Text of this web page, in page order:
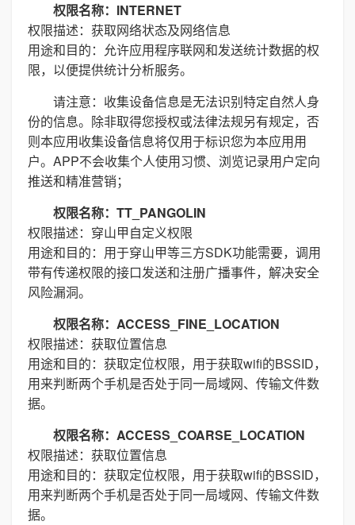
权限名称：INTERNET
权限描述：获取网络状态及网络信息
用途和目的：允许应用程序联网和发送统计数据的权
限，以便提供统计分析服务。
请注意：收集设备信息是无法识别特定自然人身
份的信息。除非取得您授权或法律法规另有规定，否
则本应用收集设备信息将仅用于标识您为本应用用
户。APP不会收集个人使用习惯、浏览记录用户定向
推送和精准营销；
权限名称：TT_PANGOLIN
权限描述：穿山甲自定义权限
用途和目的：用于穿山甲等三方SDK功能需要，调用
带有传递权限的接口发送和注册广播事件，解决安全
风险漏洞。
权限名称：ACCESS_FINE_LOCATION
权限描述：获取位置信息
用途和目的：获取定位权限，用于获取wifi的BSSID，
用来判断两个手机是否处于同一局域网、传输文件数
据。
权限名称：ACCESS_COARSE_LOCATION
权限描述：获取位置信息
用途和目的：获取定位权限，用于获取wifi的BSSID，
用来判断两个手机是否处于同一局域网、传输文件数
据。